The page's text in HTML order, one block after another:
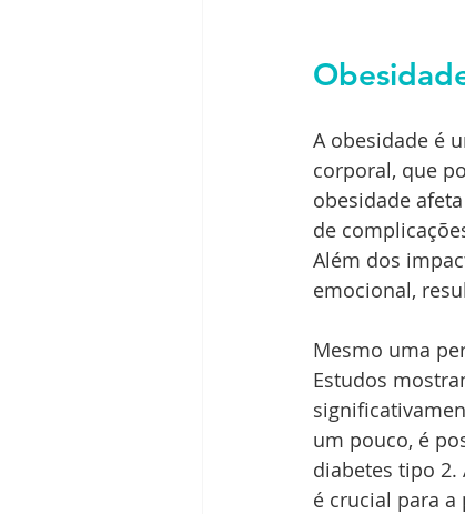
A obesidade é
corporal, que
obesidade
de
Além dos
emocional,
Mesmo uma
Estudos
um pouco, é
diabetes tipo 2.
é crucial para